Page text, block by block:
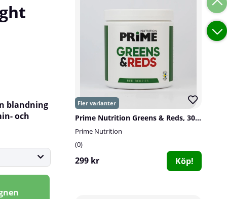
blandning
och
Prime Nutrition Greens & Reds, 300 g
Prime Nutrition
0
299 kr Köp!